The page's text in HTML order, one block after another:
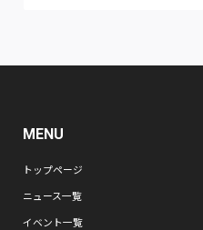
MENU
トップページ
ニュース一覧
イベント一覧